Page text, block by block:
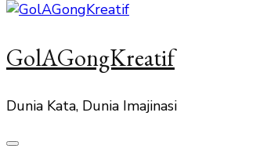
GolAGongKreatif
Dunia Kata, Dunia Imajinasi